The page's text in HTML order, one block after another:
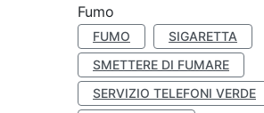
Fumo
FUMO
SIGARETTA
SMETTERE DI FUMARE
SERVIZIO TELEFONI VERDE